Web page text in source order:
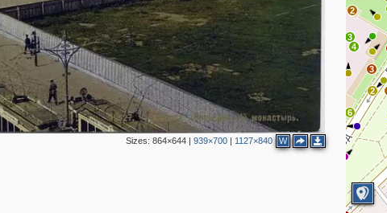
Sizes: 864×644| 939×700| 1127×840 W
2
6
4
2
3
3
6